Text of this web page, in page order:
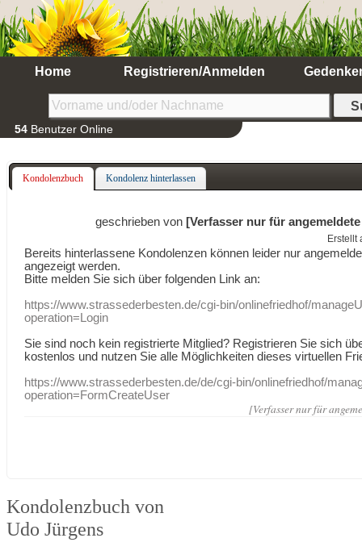
Home Registrieren/Anmelden
54 Benutzer Online
Kondolenzbuch Kondolenz hinterlassen
geschrieben von [Verfasser nur für
Erstellt
Bereits hinterlassene Kondolenzen können leider nur
angezeigt werden.
Bitte melden Sie sich über folgenden Link an:
https://www.strassederbesten.de/cgi-bin/onlinefriedhof/
operation=Login
Sie sind noch kein registrierte Mitglied? Registrieren Sie sich
kostenlos und nutzen Sie alle Möglichkeiten dieses virtuellen
https://www.strassederbesten.de/de/cgi-bin/onlinefriedhof/
operation=FormCreateUser
[Verfasser nur für
Kondolenzbuch von
Udo Jürgens